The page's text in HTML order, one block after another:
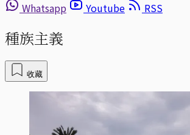
Whatsapp
Youtube RSS
種族主義
收藏